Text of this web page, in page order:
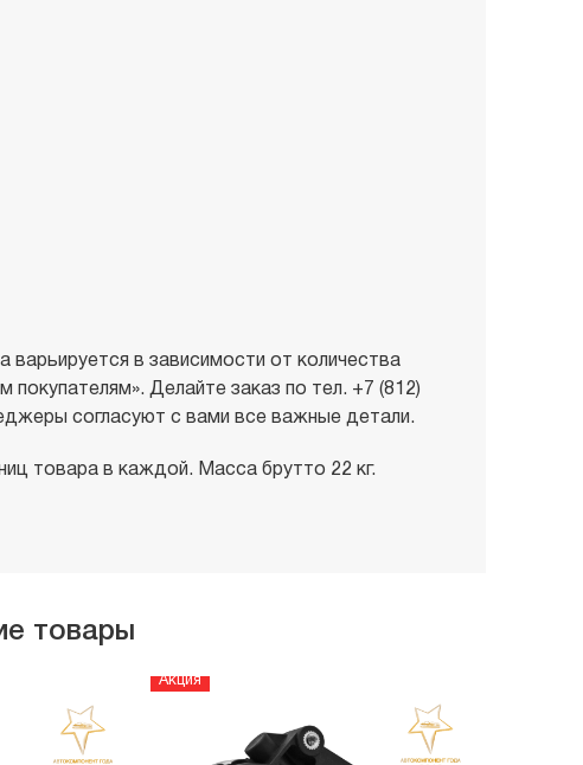
в зависимости от количества
Делайте заказ по тел. +7 (812)
согласуют с вами все важные детали.
товара в каждой. Масса брутто 22 кг.
товары
Акция